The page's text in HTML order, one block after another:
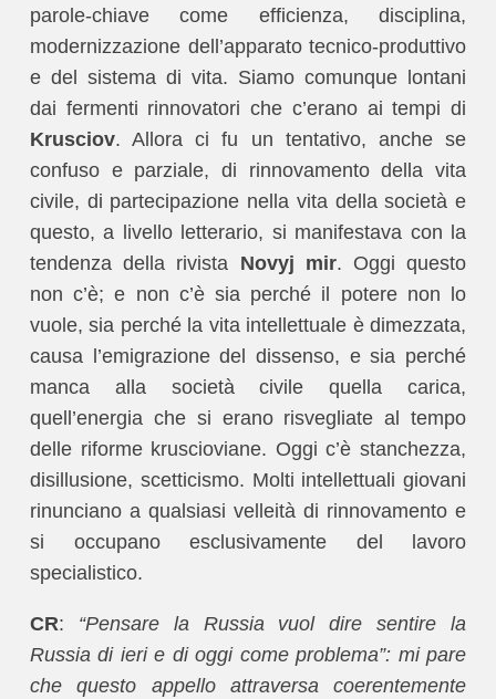
parole-chiave come efficienza, disciplina,
modernizzazione dell’apparato tecnico-produttivo
e del sistema di vita. Siamo comunque lontani
dai fermenti rinnovatori che c’erano ai tempi di
Krusciov. Allora ci fu un tentativo, anche se
confuso e parziale, di rinnovamento della vita
civile, di partecipazione nella vita della società e
questo, a livello letterario, si manifestava con la
tendenza della rivista Novyj mir. Oggi questo
non c’è; e non c’è sia perché il potere non lo
vuole, sia perché la vita intellettuale è dimezzata,
causa l’emigrazione del dissenso, e sia perché
manca alla società civile quella carica,
quell’energia che si erano risvegliate al tempo
delle riforme kruscioviane. Oggi c’è stanchezza,
disillusione, scetticismo. Molti intellettuali giovani
rinunciano a qualsiasi velleità di rinnovamento e
si occupano esclusivamente del lavoro
specialistico.
CR: “Pensare la Russia vuol dire sentire la
Russia di ieri e di oggi come problema”: mi pare
che questo appello attraversa coerentemente